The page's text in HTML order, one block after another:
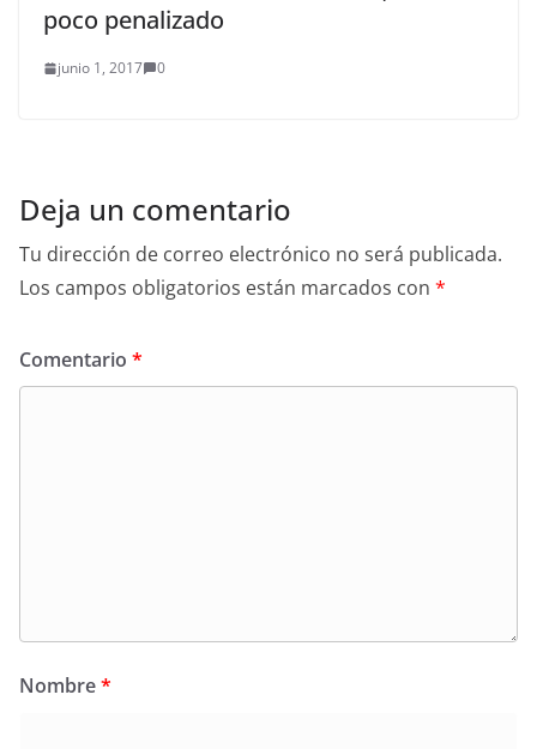
poco penalizado
junio 1, 2017 0
Deja un comentario
Tu dirección de correo electrónico no será publicada.
Los campos obligatorios están marcados con *
Comentario *
Nombre*